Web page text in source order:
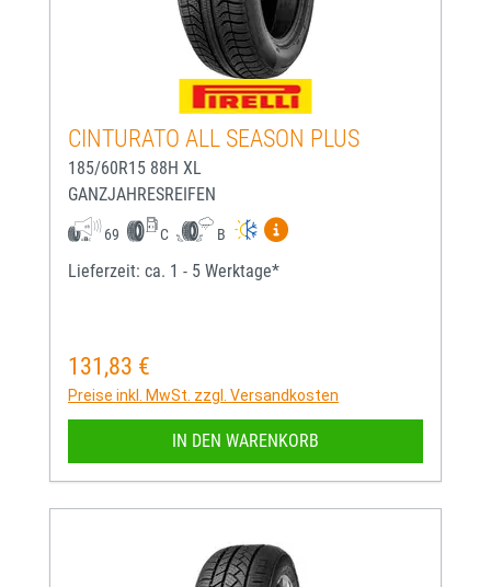
CINTURATO ALL SEASON PLUS
185/60R15 88H XL
GANZJAHRESREIFEN
69 C B
Mehr Informationen zum
Lieferzeit: ca. 1 - 5 Werktage*
Regulärer Preis:
131,83 €
Preise inkl. MwSt. zzgl. Versandkosten
IN DEN WARENKORB